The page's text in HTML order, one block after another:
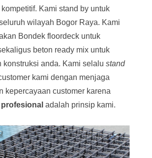
Kami stand by untuk
wilayah Bogor Raya. Kami
Bondek floordeck untuk
beton ready mix untuk
konstruksi anda. Kami selalu stand
kami dengan menjaga
kepercayaan customer karena
profesional adalah prinsip kami.